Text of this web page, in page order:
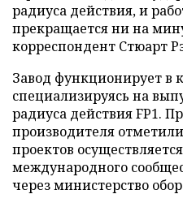
радиуса действия, и
прекращается ни на
корреспондент Стюарт
Завод функционирует в
специализируясь на
радиуса действия FP1.
производителя
проектов
международного
через министерство